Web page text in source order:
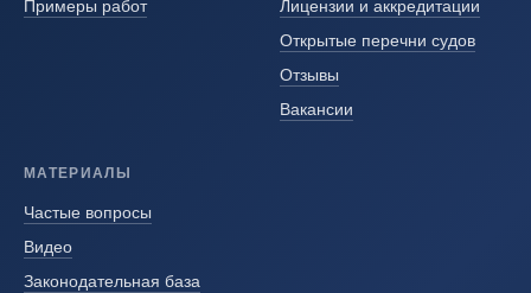
Примеры работ
Лицензии и аккредитации
Открытые перечни судов
Отзывы
Вакансии
МАТЕРИАЛЫ
Частые вопросы
Видео
Законодательная база